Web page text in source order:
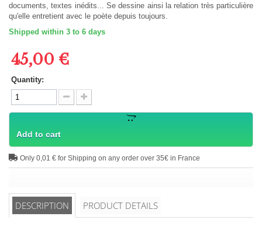
documents, textes inédits... Se dessine ainsi la relation très particulière
qu'elle entretient avec le poète depuis toujours.
Shipped within 3 to 6 days
45,00 €
Quantity:
Add to cart
Only 0,01 € for Shipping on any order over 35€ in France
DESCRIPTION PRODUCT DETAILS